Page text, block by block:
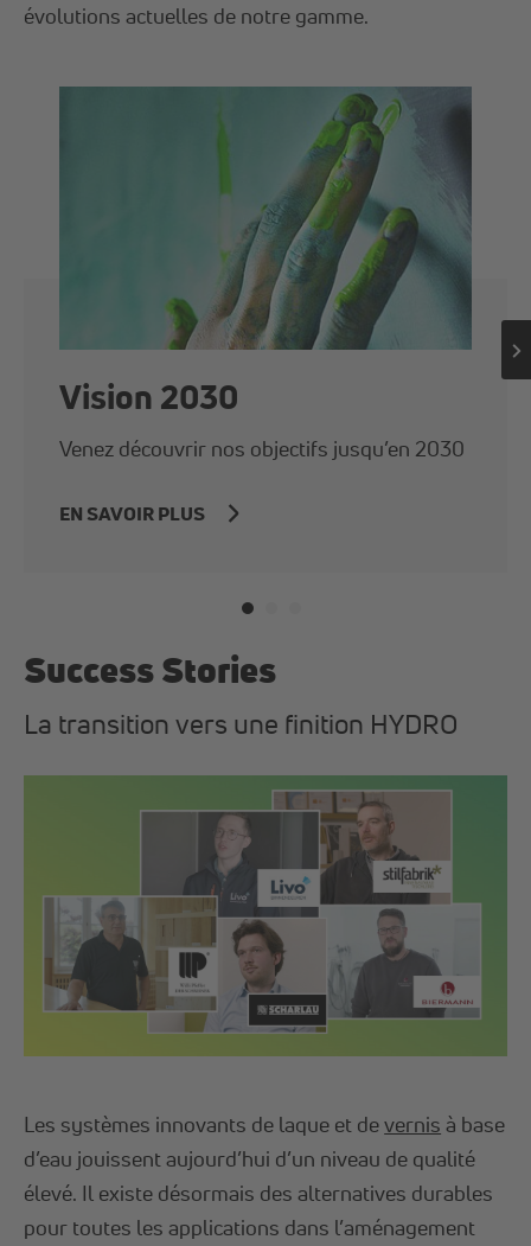
évolutions actuelles de notre gamme.
Vision 2030
Venez découvrir nos objectifs jusqu’en 2030
EN SAVOIR PLUS
Success Stories
La transition vers une finition HYDRO
Les systèmes innovants de laque et devernis à base
d’eau jouissent aujourd’hui d’un niveau de qualité
élevé. Il existe désormais des alternatives durables
pour toutes les applications dans l’aménagement